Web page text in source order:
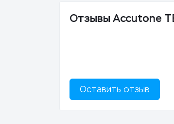
Отзывы Accutone
Оставить отзыв